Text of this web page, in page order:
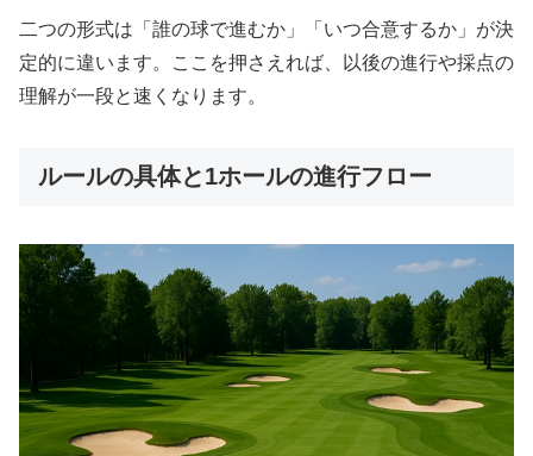
二つの形式は「誰の球で進むか」「いつ合意するか」が決
定的に違います。ここを押さえれば、以後の進行や採点の
理解が一段と速くなります。
ルールの具体と1ホールの進行フロー